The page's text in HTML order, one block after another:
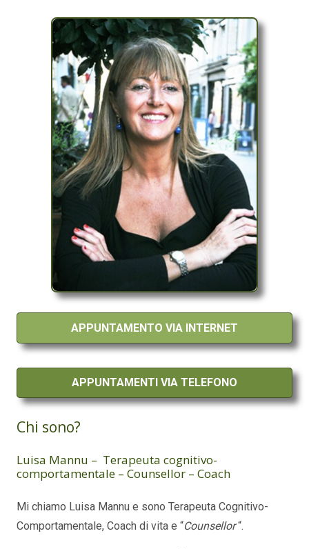
Chi sono?
Luisa Mannu – Terapeuta cognitivo-
comportamentale – Counsellor – Coach
Mi chiamo Luisa Mannu e sono Terapeuta Cognitivo-
Comportamentale, Coach di vita e “Counsellor“.
APPUNTAMENTO VIA INTERNET
APPUNTAMENTI VIA TELEFONO